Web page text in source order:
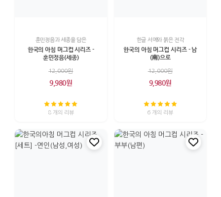
훈민정음과 세종을 담은
한국의 아침 머그컵 시리즈 -
훈민정음(세종)
12,000원
9,980원
8 개의 리뷰
한글 서예와 붉은 전각
한국의 아침 머그컵 시리즈 - 남
(南)으로
12,000원
9,980원
6 개의 리뷰